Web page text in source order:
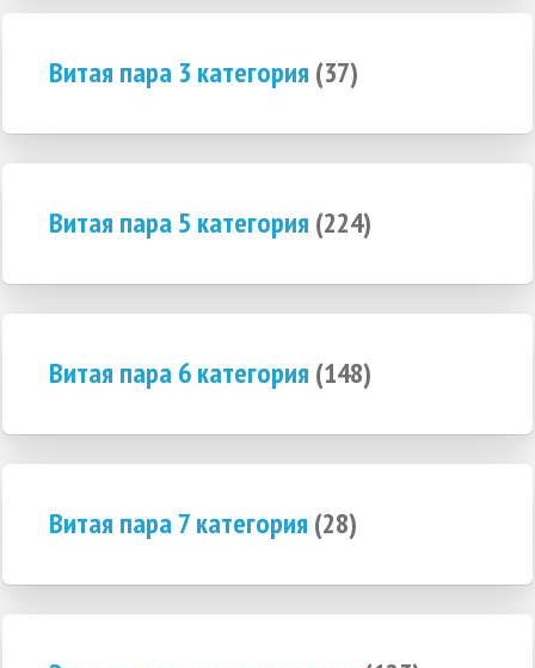
Витая пара 3 категория (37)
Витая пара 5 категория (224)
Витая пара 6 категория (148)
Витая пара 7 категория (28)